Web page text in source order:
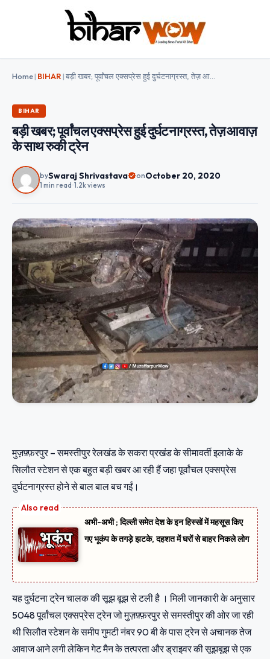
Home| BIHAR|
BIHAR
बड़ी खबर; पूर्वांचल एक्सप्रेस हुई दुर्घटनाग्रस्त, तेज़ आवाज़
के साथ रुकी ट्रेन
bySwaraj Shrivastava onOctober 20, 2020
1 min read 1.2k views
मुज़फ़्फ़रपुर – समस्तीपुर रेलखंड के सकरा प्रखंड के सीमावर्ती इलाके के
सिलौत स्टेशन से एक बहुत बड़ी खबर आ रही हैं जहा पूर्वांचल एक्सप्रेस
दुर्घटनाग्रस्त होने से बाल बाल बच गईं।
अभी-अभी ; दिल्ली समेत देश के इन हिस्सों में महसूस किए
गए भूकंप के तगड़े झटके, दहशत में घरों से बाहर निकले लोग
यह दुर्घटना ट्रेन चालक की सूझ बूझ से टली है । मिली जानकारी के अनुसार
5048 पूर्वांचल एक्सप्रेस ट्रेन जो मुज़फ़्फ़रपुर से समस्तीपुर की ओर जा रही
थी सिलौत स्टेशन के समीप गुमटी नंबर 90 बी के पास ट्रेन से अचानक तेज
आवाज आने लगी लेकिन गेट मैन के तत्परता और ड्राइवर की सूझबूझ से एक